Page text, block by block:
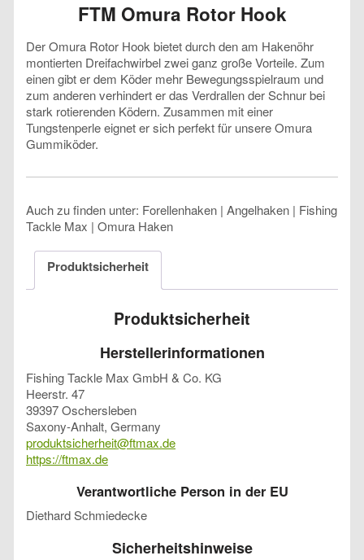
FTM Omura Rotor Hook
Der Omura Rotor Hook bietet durch den am Hakenöhr
montierten Dreifachwirbel zwei ganz große Vorteile. Zum
einen gibt er dem Köder mehr Bewegungsspielraum und
zum anderen verhindert er das Verdrallen der Schnur bei
stark rotierenden Ködern. Zusammen mit einer
Tungstenperle eignet er sich perfekt für unsere Omura
Gummiköder.
Auch zu finden unter: Forellenhaken | Angelhaken | Fishing
Tackle Max | Omura Haken
Produktsicherheit
Produktsicherheit
Herstellerinformationen
Fishing Tackle Max GmbH & Co. KG
Heerstr. 47
39397 Oschersleben
Saxony-Anhalt, Germany
produktsicherheit@ftmax.de
https://ftmax.de
Verantwortliche Person in der EU
Diethard Schmiedecke
Sicherheitshinweise